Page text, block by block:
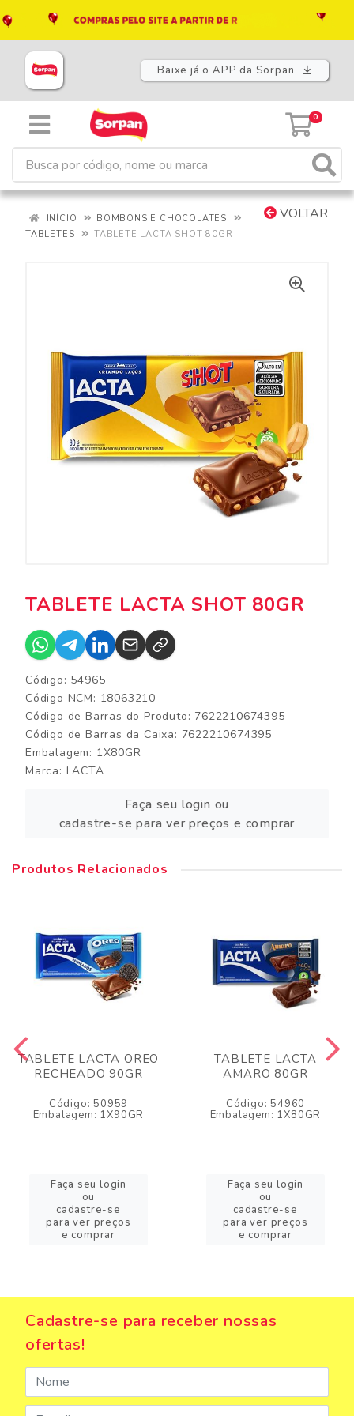
Baixe já o APP da Sorpan
0
VOLTAR
INÍCIO
BOMBONS E CHOCOLATES
TABLETES
TABLETE LACTA SHOT 80GR
TABLETE LACTA SHOT 80GR
Código: 54965
Código NCM: 18063210
Código de Barras do Produto: 7622210674395
Código de Barras da Caixa: 7622210674395
Embalagem: 1X80GR
Marca: LACTA
Faça seu login ou
cadastre-se para ver preços e comprar
Produtos Relacionados
TABLETE LACTA OREO
RECHEADO 90GR
Código: 50959
Embalagem: 1X90GR
Faça seu login
ou
cadastre-se
para ver preços
e comprar
TABLETE LACTA
AMARO 80GR
Código: 54960
Embalagem: 1X80GR
Faça seu login
ou
cadastre-se
para ver preços
e comprar
Cadastre-se para receber nossas
ofertas!